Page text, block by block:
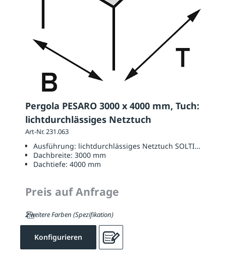
Pergola PESARO 3000 x 4000 mm, Tuch:
lichtdurchlässiges Netztuch
Art-Nr. 231.063
Ausführung: lichtdurchlässiges Netztuch SOLTIS W96
Dachbreite: 3000 mm
Dachtiefe: 4000 mm
Preis auf Anfrage
2 weitere Farben (Spezifikation)
Konfigurieren